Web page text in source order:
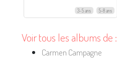
3-5 ans 5-8 ans
Voir tous les albums de :
Carmen Campagne